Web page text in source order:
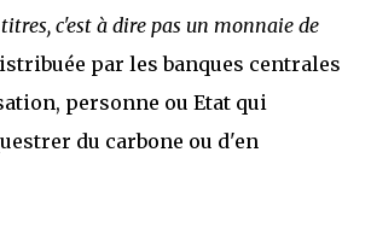
c'est à dire pas un monnaie de
par les banques centrales
personne ou Etat qui
du carbone ou d'en